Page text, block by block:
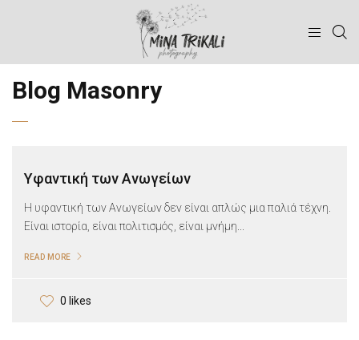
Blog Masonry
Υφαντική των Ανωγείων
Η υφαντική των Ανωγείων δεν είναι απλώς μια παλιά τέχνη.
Είναι ιστορία, είναι πολιτισμός, είναι μνήμη...
READ MORE
0 likes